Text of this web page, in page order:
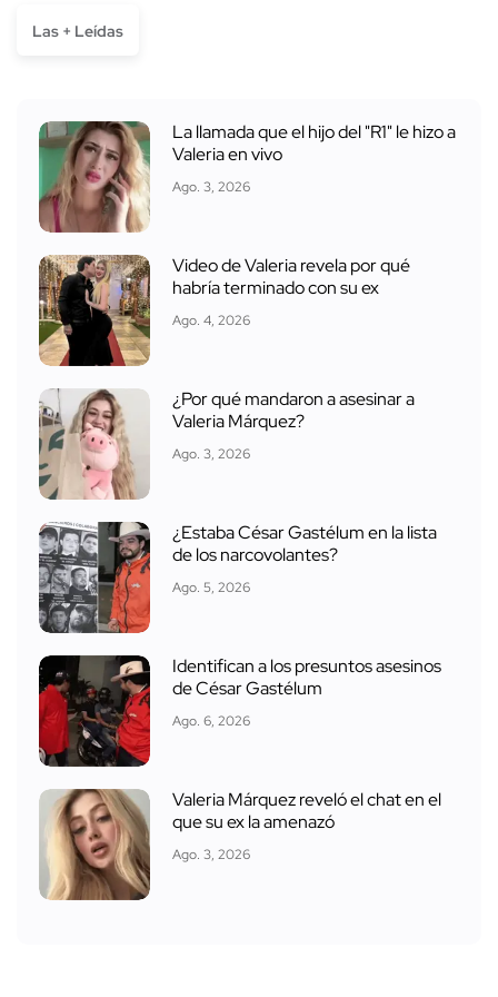
Las + Leídas
La llamada que el hijo del "R1" le hizo a
Valeria en vivo
Ago. 3, 2026
Video de Valeria revela por qué
habría terminado con su ex
Ago. 4, 2026
¿Por qué mandaron a asesinar a
Valeria Márquez?
Ago. 3, 2026
¿Estaba César Gastélum en la lista
de los narcovolantes?
Ago. 5, 2026
Identifican a los presuntos asesinos
de César Gastélum
Ago. 6, 2026
Valeria Márquez reveló el chat en el
que su ex la amenazó
Ago. 3, 2026